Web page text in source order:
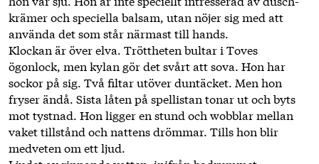
krämer och speciella balsam, utan nöjer sig med att
använda det som står närmast till hands.
Klockan är över elva. Tröttheten bultar i Toves
ögonlock, men ­kylan gör det svårt att sova. Hon har
sockor på sig. Två filtar utöver duntäcket. Men hon
fryser ändå. Sista låten på spellistan tonar ut och byts
mot tystnad. Hon ligger en stund och wobblar mellan
vaket tillstånd och nattens drömmar. Tills hon blir
medveten om ett ljud.